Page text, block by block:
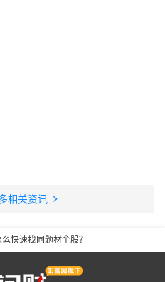
相关资讯
快速找同题材个股？